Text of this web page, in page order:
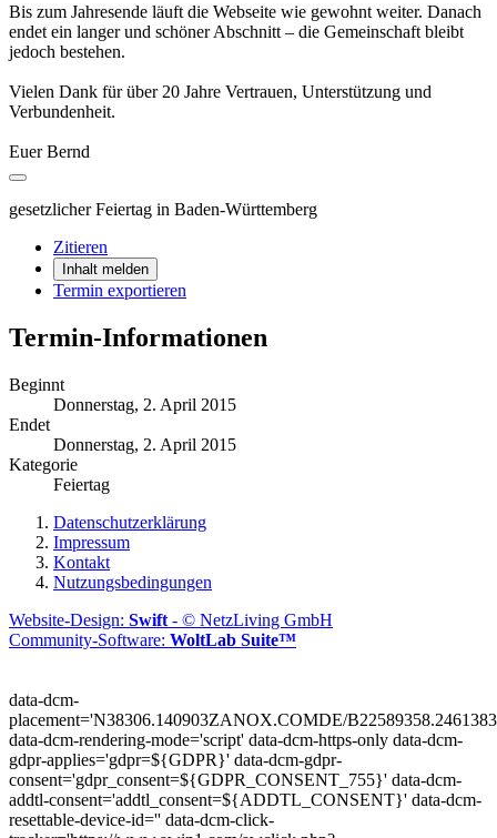
Bis zum Jahresende läuft die Webseite wie gewohnt weiter. Danach
endet ein langer und schöner Abschnitt – die Gemeinschaft bleibt
jedoch bestehen.
Vielen Dank für über 20 Jahre Vertrauen, Unterstützung und
Verbundenheit.
Euer Bernd
gesetzlicher Feiertag in Baden-Württemberg
Zitieren
Inhalt melden
Termin exportieren
Termin-Informationen
Beginnt
Donnerstag, 2. April 2015
Endet
Donnerstag, 2. April 2015
Kategorie
Feiertag
Datenschutzerklärung
Impressum
Kontakt
Nutzungsbedingungen
Website-Design: Swift - © NetzLiving GmbH
Community-Software: WoltLab Suite™
data-dcm-
placement='N38306.140903ZANOX.COMDE/
data-dcm-rendering-mode='script' data-dcm-https-only data-dcm-
gdpr-applies='gdpr=${GDPR}' data-dcm-gdpr-
consent='gdpr_consent=${GDPR_CONSENT_755}' data-dcm-
addtl-consent='addtl_consent=${ADDTL_CONSENT}' data-dcm-
resettable-device-id='' data-dcm-click-